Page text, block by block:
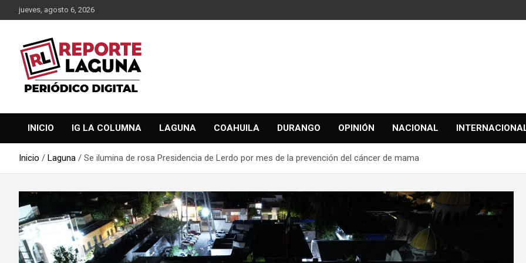
Saltar
al
jueves, agosto 6, 2026
Reporte Laguna
INICIO IG LA COLUMNA LAGUNA COAHUILA DURANGO OPINIÓN NACIONAL
Inicio Laguna Se ilumina de rosa Presidencia de Lerdo por mes de la prevención del cáncer de mama